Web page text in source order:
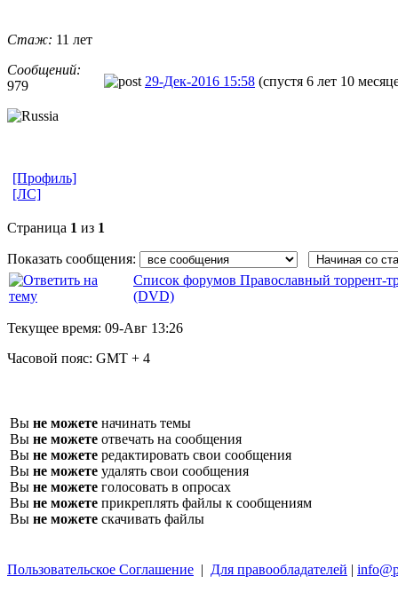
Стаж: 11 лет
Сообщений:
979
29-Дек-2016 15:58 (спустя 6 лет 10
[Профиль]
[ЛС]
Страница 1 из 1
Показать сообщения:
Список форумов Православный торрент-
(DVD)
Текущее время: 09-Авг 13:26
Часовой пояс: GMT + 4
Вы не можете начинать темы
Вы не можете отвечать на сообщения
Вы не можете редактировать свои сообщения
Вы не можете удалять свои сообщения
Вы не можете голосовать в опросах
Вы не можете прикреплять файлы к сообщениям
Вы не можете скачивать файлы
Пользовательское Соглашение | Для правообладателей |